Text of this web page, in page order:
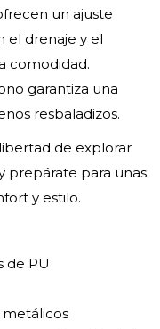
un ajuste
el drenaje y el
comodidad.
garantiza una
resbaladizos.
de explorar
prepárate para unas
y estilo.
de PU
metálicos